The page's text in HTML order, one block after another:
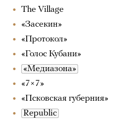
The Village
«Засекин»
«Протокол»
«Голос Кубани»
«Медиазона»
«7×7»
«Псковская губерния»
Republic